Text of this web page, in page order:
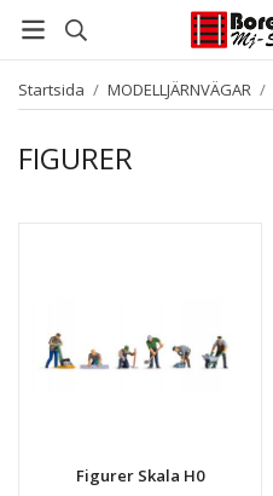
Startsida / MODELLJÄRNVÄGAR /
FIGURER
Figurer Skala H0